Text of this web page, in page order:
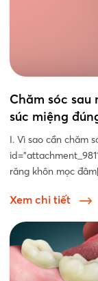
Chăm sóc
súc miệng
ngừa nhiễm
I. Vì sao cần chăm
răng khôn mọc
Xem chi tiết